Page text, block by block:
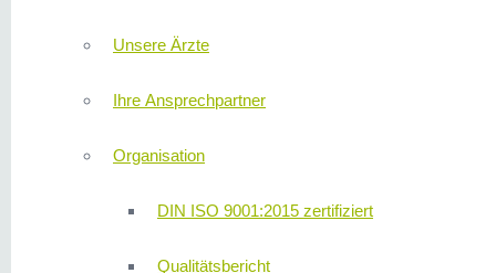
Unsere Ärzte
Ihre Ansprechpartner
Organisation
DIN ISO 9001:2015 zertifiziert
Qualitätsbericht